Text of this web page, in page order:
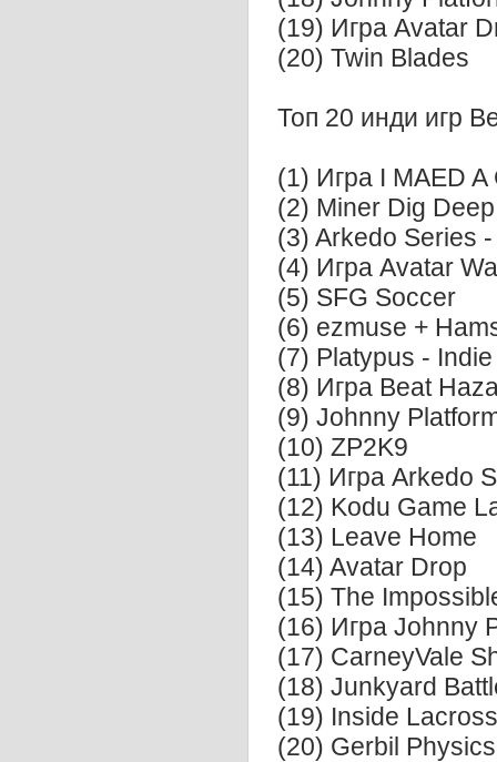
(19) Игра Avatar
(20) Twin Blades
Топ 20 инди игр
(1) Игра I MAED
(2) Miner Dig Deep
(3) Arkedo Series
(4) Игра Avatar
(5) SFG Soccer
(6) ezmuse +
(7) Platypus -
(8) Игра Beat
(9) Johnny
(10) ZP2K9
(11) Игра Arkedo
(12) Kodu Game
(13) Leave Home
(14) Avatar Drop
(15) The
(16) Игра Johnny
(17) CarneyVale
(18) Junkyard
(19) Inside
(20) Gerbil Physics